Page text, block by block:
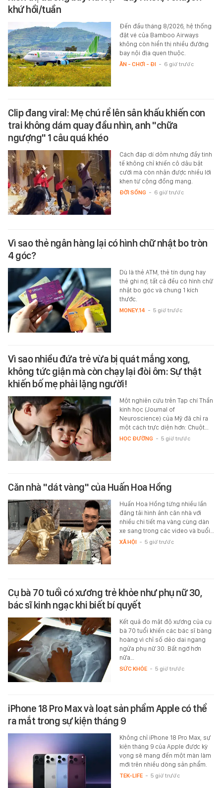
khứ hồi/tuần
Đến đầu tháng 8/2026, hệ thống
đặt vé của Bamboo Airways
không còn hiển thị nhiều đường
bay nội địa quen thuộc.
ĂN - CHƠI - ĐI - 6 giờ trước
Clip đang viral: Mẹ chú rể lên sân khấu khiến con
trai không dám quay đầu nhìn, anh "chữa
ngượng" 1 câu quá khéo
Cách đáp dí dỏm nhưng đầy tinh
tế không chỉ khiến cô dâu bật
cười mà còn nhận được nhiều lời
khen từ cộng đồng mạng.
ĐỜI SỐNG - 6 giờ trước
Vì sao thẻ ngân hàng lại có hình chữ nhật bo tròn
4 góc?
Dù là thẻ ATM, thẻ tín dụng hay
thẻ ghi nợ, tất cả đều có hình chữ
nhật bo góc và chung 1 kích
thước.
MONEY.14 - 5 giờ trước
Vì sao nhiều đứa trẻ vừa bị quát mắng xong,
không tức giận mà còn chạy lại đòi ôm: Sự thật
khiến bố mẹ phải lặng người!
Một nghiên cứu trên Tạp chí Thần
kinh học (Journal of
Neuroscience) của Mỹ đã chỉ ra
một cách trực diện hơn: Chuột…
HỌC ĐƯỜNG - 5 giờ trước
Căn nhà "dát vàng" của Huấn Hoa Hồng
Huấn Hoa Hồng từng nhiều lần
đăng tải hình ảnh căn nhà với
nhiều chi tiết mạ vàng cùng dàn
xe sang trong các video và buổi…
XÃ HỘI - 5 giờ trước
Cụ bà 70 tuổi có xương trẻ khỏe như phụ nữ 30,
bác sĩ kinh ngạc khi biết bí quyết
Kết quả đo mật độ xương của cụ
bà 70 tuổi khiến các bác sĩ bàng
hoàng vì chỉ số dẻo dai ngang
ngửa phụ nữ 30. Bất ngờ hơn
nữa…
SỨC KHỎE - 5 giờ trước
iPhone 18 Pro Max và loạt sản phẩm Apple có thể
ra mắt trong sự kiện tháng 9
Không chỉ iPhone 18 Pro Max, sự
kiện tháng 9 của Apple được kỳ
vọng sẽ mang đến một màn làm
mới trên nhiều dòng sản phẩm.
TEK-LIFE - 5 giờ trước